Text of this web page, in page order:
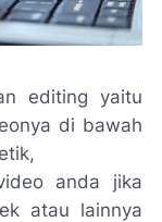
editing yaitu
di bawah
anda jika
atau lainnya